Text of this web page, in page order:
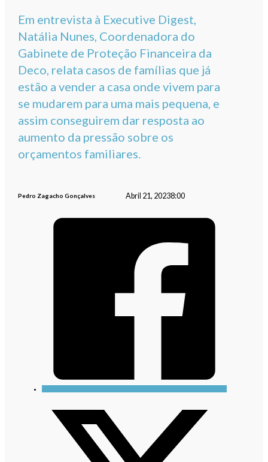
Em entrevista à Executive Digest,
Natália Nunes, Coordenadora do
Gabinete de Proteção Financeira da
Deco, relata casos de famílias que já
estão a vender a casa onde vivem para
se mudarem para uma mais pequena, e
assim conseguirem dar resposta ao
aumento da pressão sobre os
orçamentos familiares.
Pedro Zagacho Gonçalves Abril 21, 20238:00